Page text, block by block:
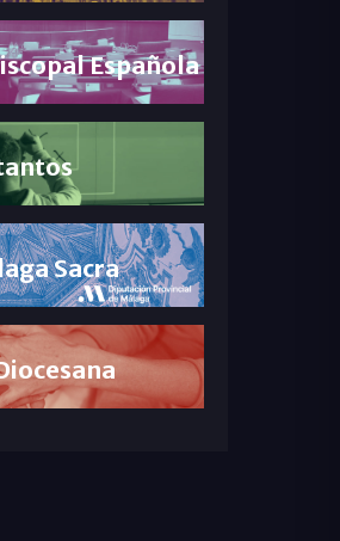
Española
Sacra